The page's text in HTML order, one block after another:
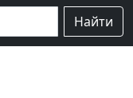
Найти